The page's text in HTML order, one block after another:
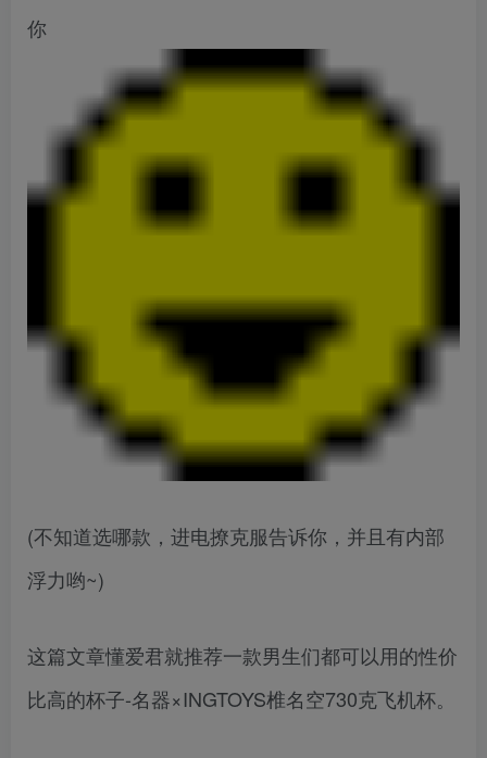
你
(不知道选哪款，进电撩克服告诉你，并且有内部
浮力哟~)
这篇文章懂爱君就推荐一款男生们都可以用的性价
比高的杯子-名器×INGTOYS椎名空730克飞机杯。